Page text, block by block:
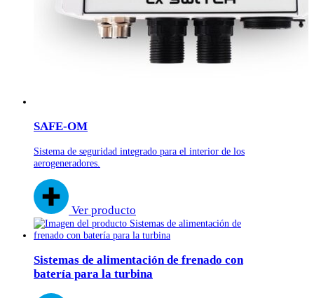
SAFE-OM
Sistema de seguridad integrado para el interior de los
aerogeneradores.
Ver producto
Sistemas de alimentación de frenado con
batería para la turbina